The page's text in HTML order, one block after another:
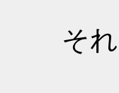
それ